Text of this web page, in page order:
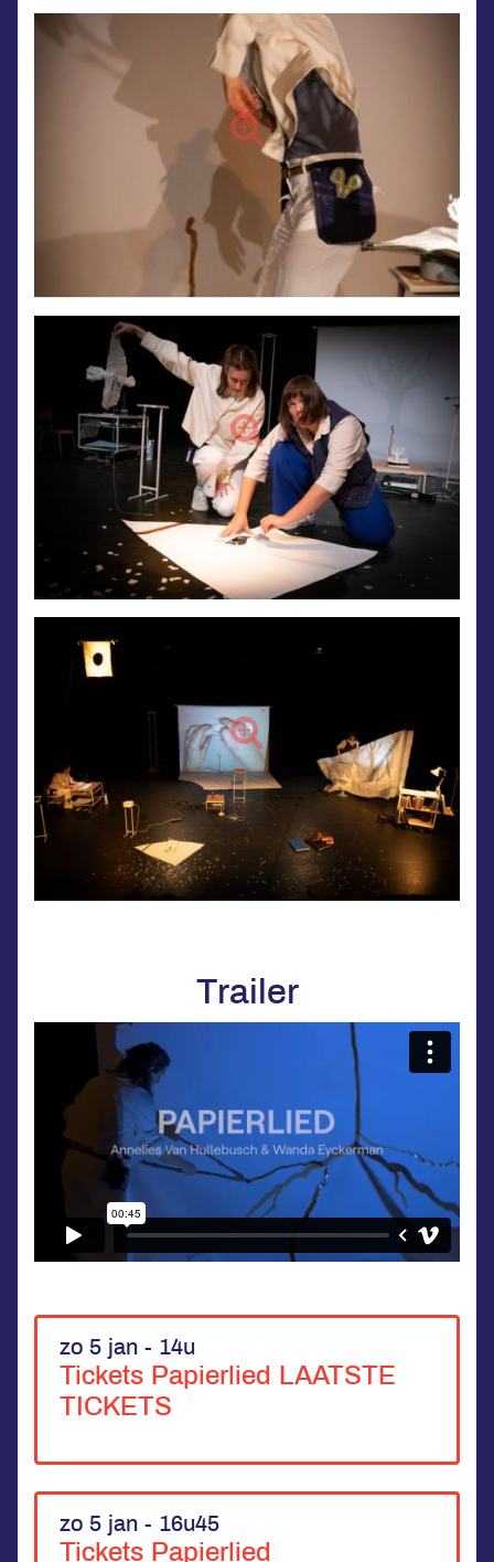
Trailer
zo 5 jan - 14u
Tickets Papierlied LAATSTE
TICKETS
zo 5 jan - 16u45
Tickets Papierlied